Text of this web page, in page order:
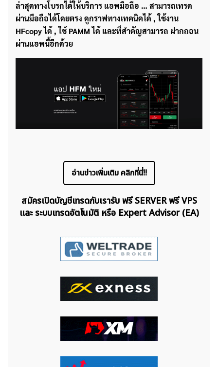
ล่าสุดทางโบรกได้ให้บริการ แอพมือถือ … สามารถเทรด
ผ่านมือถือได้โดยตรง ดูกราฟทางเทคนิคได้ , ใช้งาน
HFcopy ได้ , ใช้ PAMM ได้ และที่สำคัญสามารถ ฝากถอน
ผ่านแอพนี้อีกด้วย
อ่านข่าวเพิ่มเติม คลิกที่นี่!!
สมัครเปิดบัญชีเทรดกับเรารับ ฟรี SERVER ฟรี VPS
และ ระบบเทรดอัตโนมัติ หรือ Expert Advisor (EA)